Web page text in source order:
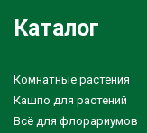
Каталог
Комнатные растения
Кашпо для растений
Всё для флорариумов